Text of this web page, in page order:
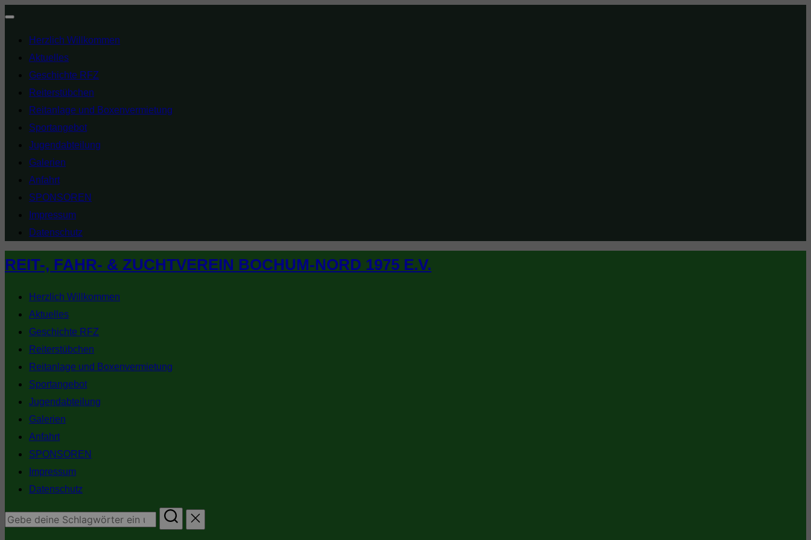
umschalten
Herzlich Willkommen
Aktuelles
Geschichte RFZ
Reiterstübchen
Reitanlage und Boxenvermietung
Sportangebot
Jugendabteilung
Galerien
Anfahrt
SPONSOREN
Impressum
Datenschutz
Zum
Inhalt
springen
REIT-, FAHR- & ZUCHTVEREIN BOCHUM-NORD 1975 E.V.
Herzlich Willkommen
Aktuelles
Geschichte RFZ
Reiterstübchen
Reitanlage und Boxenvermietung
Sportangebot
Jugendabteilung
Galerien
Anfahrt
SPONSOREN
Impressum
Datenschutz
Suchen